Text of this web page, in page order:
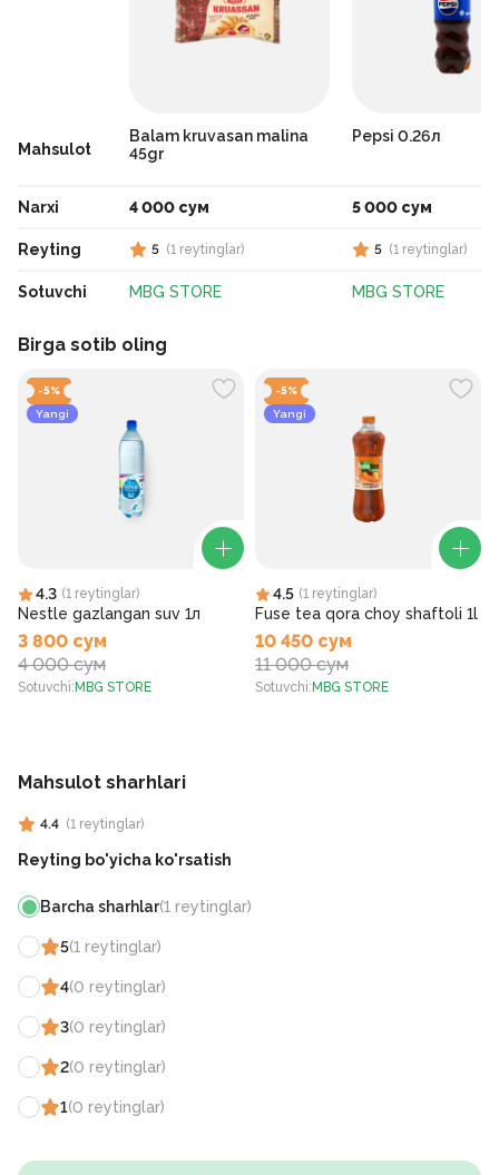
Mahsulot
Narxi
Reyting
Sotuvchi
Balam kruvasan malina
45gr
4 000 сум
5 (1 reytinglar)
MBG STORE
Pepsi 0.26л
5 000 сум
5 (1 reytinglar)
MBG STORE
Birga sotib oling
-5%
Yangi
4.3 (1 reytinglar)
Nestle gazlangan suv 1л
3 800 сум
4 000 сум
Sotuvchi: MBG STORE
-5%
Yangi
4.5 (1 reytinglar)
Fuse tea qora choy shaftoli 1l
10 450 сум
11 000 сум
Sotuvchi: MBG STORE
Mahsulot sharhlari
4.4 (1 reytinglar)
Reyting bo'yicha ko'rsatish
Barcha sharhlar(1 reytinglar)
5(1 reytinglar)
4(0 reytinglar)
3(0 reytinglar)
2(0 reytinglar)
1(0 reytinglar)